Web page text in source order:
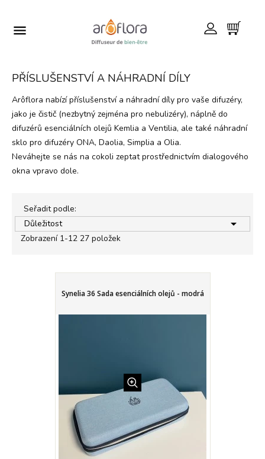

PŘÍSLUŠENSTVÍ A NÁHRADNÍ DÍLY
Arôflora nabízí příslušenství a náhradní díly pro vaše difuzéry,
jako je čistič (nezbytný zejména pro nebulizéry), náplně do
difuzérů esenciálních olejů Kemlia a Ventilia, ale také náhradní
sklo pro difuzéry ONA, Daolia, Simplia a Olia.
Neváhejte se nás na cokoli zeptat prostřednictvím dialogového
okna vpravo dole.
Seřadit podle:
Důležitost

Zobrazení 1-12 27 položek
Synelia 36 Sada esenciálních olejů - modrá